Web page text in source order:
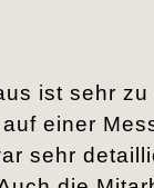
ist sehr
einer
sehr